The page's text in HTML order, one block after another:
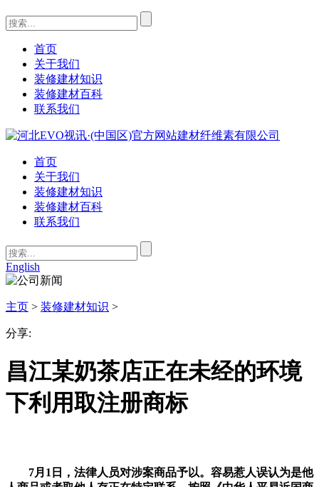
首页
关于我们
装修建材知识
装修建材百科
联系我们
首页
关于我们
装修建材知识
装修建材百科
联系我们
English
主页 > 装修建材知识 >
分享:
昌江某奶茶店正在未经的环境
下利用取注册商标
7月1日，法律人员对涉案商品予以。容易惹人误认为是他